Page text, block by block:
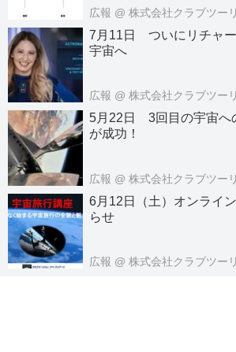
広報 @ 株式会社クラブツーリズ
7月11日 ついにリチャ
宇宙へ
広報 @ 株式会社クラブツーリズ
5月22日 3回目の宇宙へ
が成功！
広報 @ 株式会社クラブツーリズ
6月12日（土）オンライ
らせ
広報 @ 株式会社クラブツーリズ